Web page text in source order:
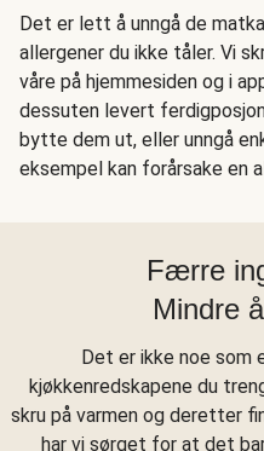
Det er lett å unngå de
allergener du ikke tåler. Vi
våre på hjemmesiden og i
dessuten levert
bytte dem ut, eller unngå
eksempel kan forårsake en
Færre
Mindre
Det er ikke noe som
kjøkkenredskapene du
skru på varmen og deretter
har vi sørget for at det